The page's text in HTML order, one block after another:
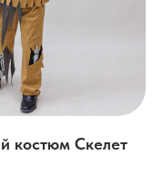
костюм Скелет